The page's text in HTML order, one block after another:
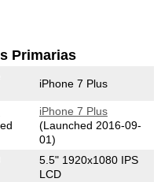
Primarias
iPhone 7 Plus
iPhone 7 Plus
(Launched 2016-09-
01)
5.5" 1920x1080 IPS
LCD